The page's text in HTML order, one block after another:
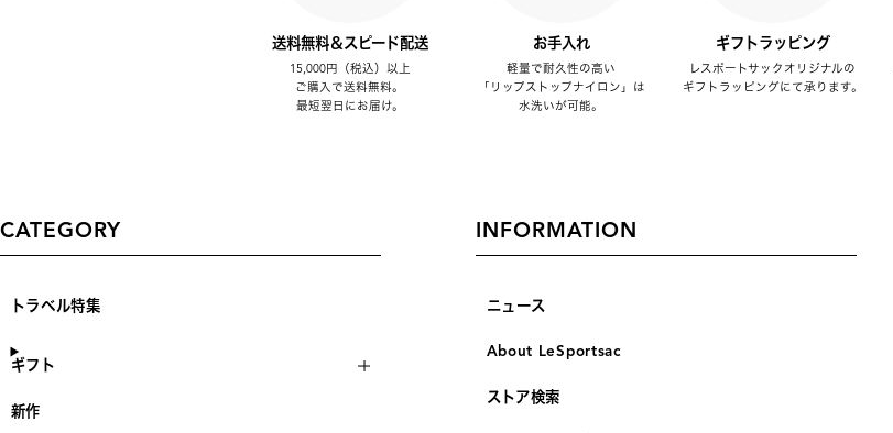
送料無料＆スピード配送
15,000円（税込）以上
ご購入で送料無料。
最短翌日にお届け。
お手入れ
軽量で耐久性の高い
「リップストップナイロン」は
水洗いが可能。
ギフトラッピング
レスポートサックオリジナルの
ギフトラッピングにて承ります。
CATEGORY
トラベル特集
ギフト
新作
INFORMATION
ニュース
About LeSportsac
ストア検索